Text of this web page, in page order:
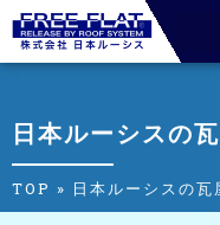
日本ルーシスの
TOP » 日本ルーシスの